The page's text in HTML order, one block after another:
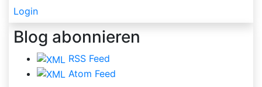
Login
Blog abonnieren
RSS Feed
Atom Feed